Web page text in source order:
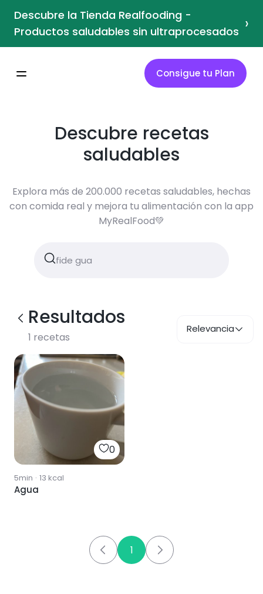
Descubre la Tienda Realfooding -
Productos saludables sin ultraprocesados ›
Consigue tu Plan
Descubre recetas
saludables
Explora más de 200.000 recetas saludables, hechas
con comida real y mejora tu alimentación con la app
MyRealFood💚
Resultados
1 recetas
Relevancia
0
5min · 13 kcal
Agua
1